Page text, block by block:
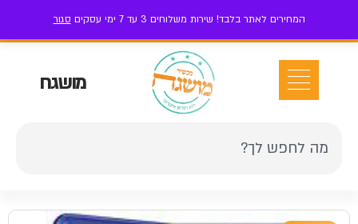
המחירים לאתר בלבד! שירות משלוחים 3 עד 7 ימי עסקים סגור
052-7-199-199 אזור אישי
מושגח